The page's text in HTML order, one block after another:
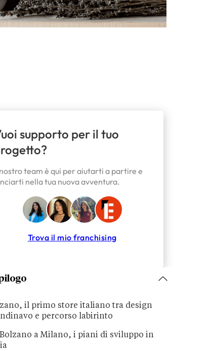
supporto per il tuo
team è qui per aiutarti a partire e
nella tua nuova avventura.
Trova il mio franchising
il primo store italiano tra design
e percorso labirinto
a Milano, i piani di sviluppo in